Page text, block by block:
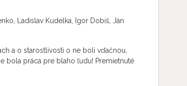
Ladislav Kudelka, Igor Dobiš, Ján
a o starostlivosti o ne boli vďačnou,
bola práca pre blaho ľudu! Premietnuté